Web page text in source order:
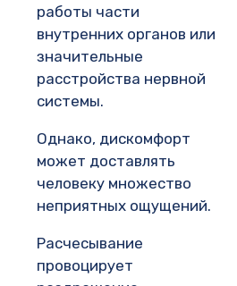
работы части
внутренних органов или
значительные
расстройства нервной
системы.
Однако, дискомфорт
может доставлять
человеку множество
неприятных ощущений.
Расчесывание
провоцирует